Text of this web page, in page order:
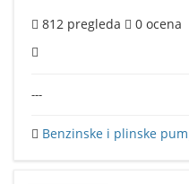
812 pregleda 0 ocena
---
Benzinske i plinske